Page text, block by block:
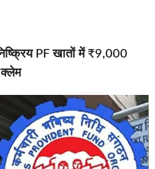
PF खातों में ₹9,000